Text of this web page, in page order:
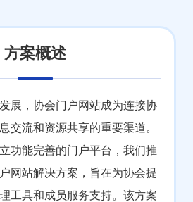
方案概述
展，协会门户网站成为连接协
交流和资源共享的重要渠道。
功能完善的门户平台，我们推
网站解决方案，旨在为协会提
工具和成员服务支持。该方案